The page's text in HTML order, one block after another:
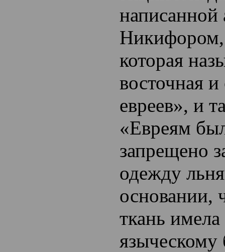
Никифором,
которая
восточная
евреев», и
«Евреям
запрещено
одежду
основании,
ткань